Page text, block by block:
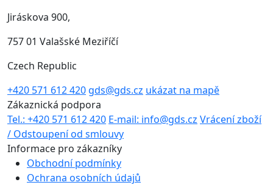
Jiráskova 900,
757 01 Valašské Meziříčí
Czech Republic
+420 571 612 420 gds@gds.cz ukázat na mapě
Zákaznická podpora
Tel.: +420 571 612 420 E-mail: info@gds.cz Vrácení zboží
/ Odstoupení od smlouvy
Informace pro zákazníky
Obchodní podmínky
Ochrana osobních údajů